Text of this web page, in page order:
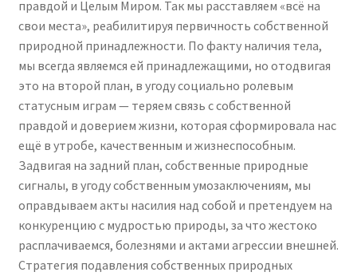
правдой и Целым Миром. Так мы расставляем «всё на
свои места», реабилитируя первичность собственной
природной принадлежности. По факту наличия тела,
мы всегда являемся ей принадлежащими, но отодвигая
это на второй план, в угоду социально ролевым
статусным играм — теряем связь с собственной
правдой и доверием жизни, которая сформировала нас
ещё в утробе, качественным и жизнеспособным.
Задвигая на задний план, собственные природные
сигналы, в угоду собственным умозаключениям, мы
оправдываем акты насилия над собой и претендуем на
конкуренцию с мудростью природы, за что жестоко
расплачиваемся, болезнями и актами агрессии внешней.
Стратегия подавления собственных природных